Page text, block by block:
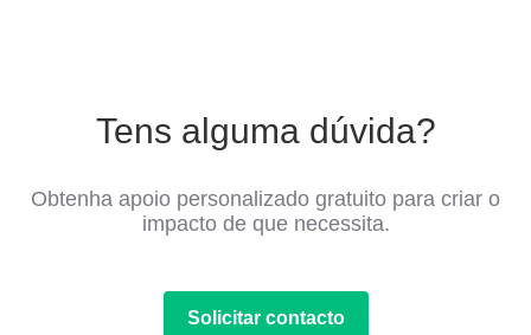
Tens alguma dúvida?
Obtenha apoio personalizado gratuito para criar o
impacto de que necessita.
Solicitar contacto